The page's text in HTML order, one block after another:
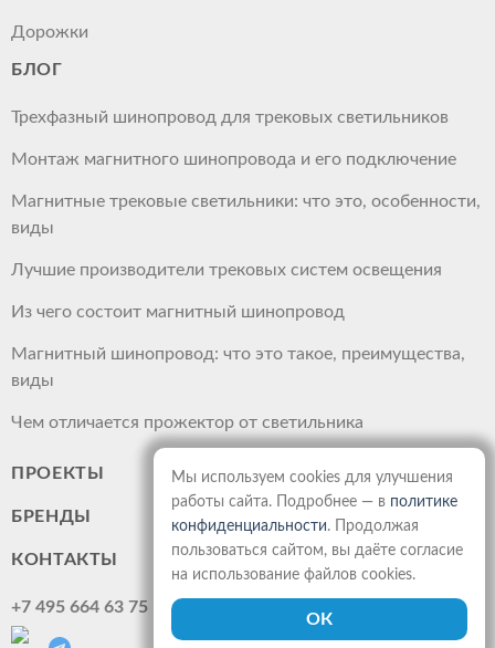
Дорожки
БЛОГ
Трехфазный шинопровод для трековых светильников
Монтаж магнитного шинопровода и его подключение
Магнитные трековые светильники: что это, особенности,
виды
Лучшие производители трековых систем освещения
Из чего состоит магнитный шинопровод
Магнитный шинопровод: что это такое, преимущества,
виды
Чем отличается прожектор от светильника
ПРОЕКТЫ
БРЕНДЫ
КОНТАКТЫ
+7 495 664 63 75
Мы используем cookies для улучшения
работы сайта. Подробнее — в политике
конфиденциальности. Продолжая
пользоваться сайтом, вы даёте согласие
на использование файлов cookies.